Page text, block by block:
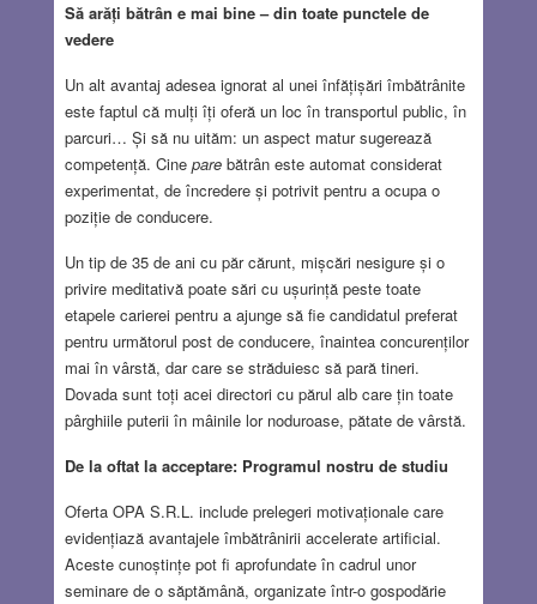
Să arăți bătrân e mai bine – din toate punctele de
vedere
Un alt avantaj adesea ignorat al unei înfățișări îmbătrânite
este faptul că mulți îți oferă un loc în transportul public, în
parcuri… Și să nu uităm: un aspect matur sugerează
competență. Cine parebătrân este automat considerat
experimentat, de încredere și potrivit pentru a ocupa o
poziție de conducere.
Un tip de 35 de ani cu păr cărunt, mișcări nesigure și o
privire meditativă poate sări cu ușurință peste toate
etapele carierei pentru a ajunge să fie candidatul preferat
pentru următorul post de conducere, înaintea concurenților
mai în vârstă, dar care se străduiesc să pară tineri.
Dovada sunt toți acei directori cu părul alb care țin toate
pârghiile puterii în mâinile lor noduroase, pătate de vârstă.
De la oftat la acceptare: Programul nostru de studiu
Oferta OPA S.R.L. include prelegeri motivaționale care
evidențiază avantajele îmbătrânirii accelerate artificial.
Aceste cunoștințe pot fi aprofundate în cadrul unor
seminare de o săptămână, organizate într-o gospodărie